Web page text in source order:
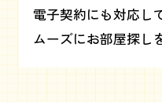
電子契約にも対応し
ムーズにお部屋探し